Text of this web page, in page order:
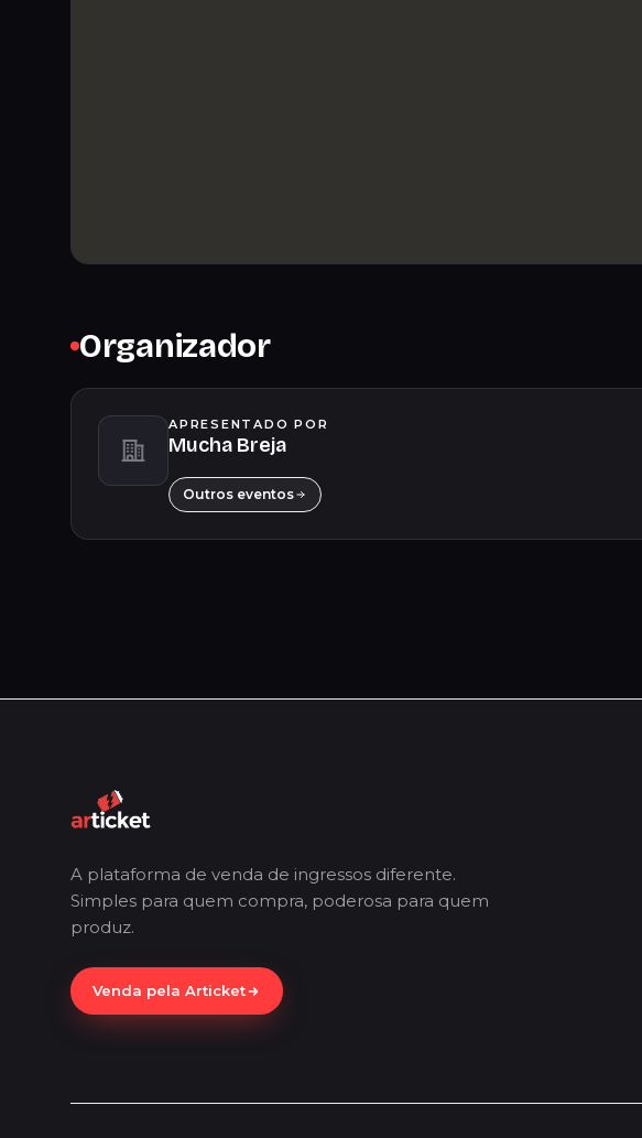
Organizador
APRESENTADO POR
Mucha Breja
Outros eventos
A plataforma de venda de ingressos diferente.
Simples para quem compra, poderosa para quem
produz.
Venda pela Articket